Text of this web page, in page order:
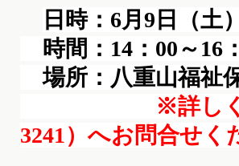
日時：6月9日（土）
時間：14：00～16
場所：八重山福祉
※詳し
3241）へお問合せく